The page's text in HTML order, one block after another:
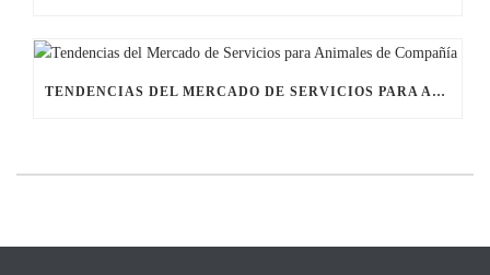
TENDENCIAS DEL MERCADO DE SERVICIOS PARA ANIMALES DE COMPAÑÍA